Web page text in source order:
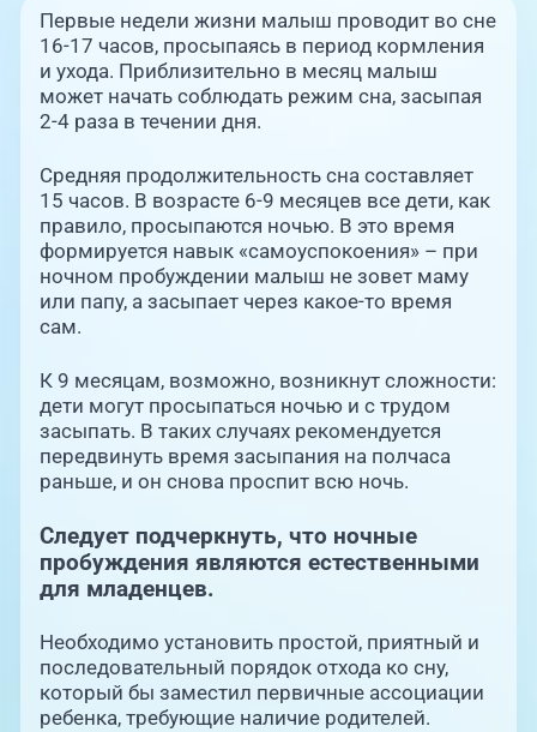
О клинике
Блог врачей
Новости
Пациентам
PreventAGE
+7 (351) 220-00-03
Единая справочная служба,
запись на прием
+7 (351) 220-03-03
Центр амбулаторной
+7 (7142) 927-003
Справочный телефон для
жителей Казахстана
Первые недели жизни малыш проводит во сне
16-17 часов, просыпаясь в период кормления
и ухода. Приблизительно в месяц малыш
может начать соблюдать режим сна, засыпая
2-4 раза в течении дня.
Средняя продолжительность сна составляет
15 часов. В возрасте 6-9 месяцев все дети, как
правило, просыпаются ночью. В это время
формируется навык «самоуспокоения» – при
ночном пробуждении малыш не зовет маму
или папу, а засыпает через какое-то время
сам.
К 9 месяцам, возможно, возникнут сложности:
дети могут просыпаться ночью и с трудом
засыпать. В таких случаях рекомендуется
передвинуть время засыпания на полчаса
раньше, и он снова проспит всю ночь.
Следует подчеркнуть, что ночные
пробуждения являются естественными
для младенцев.
Необходимо установить простой, приятный и
последовательный порядок отхода ко сну,
который бы заместил первичные ассоциации
ребенка, требующие наличие родителей.